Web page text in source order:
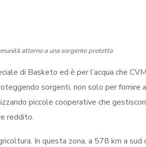
attorno a una sorgente protetta
di Basketo ed è per l’acqua che
sorgenti, non solo per fornire
piccole cooperative che
reddito.
In questa zona, a 578 km a